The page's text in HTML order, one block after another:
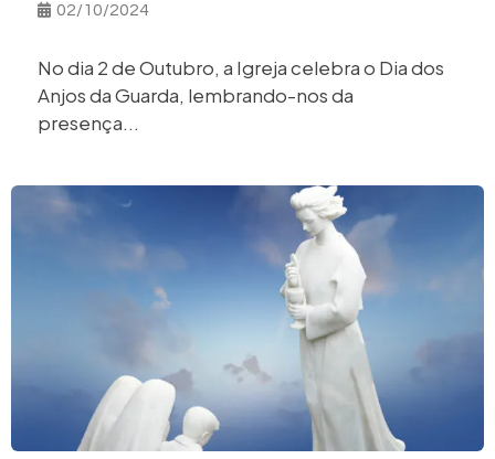
02/10/2024
No dia 2 de Outubro, a Igreja celebra o Dia dos
Anjos da Guarda, lembrando-nos da
presença...